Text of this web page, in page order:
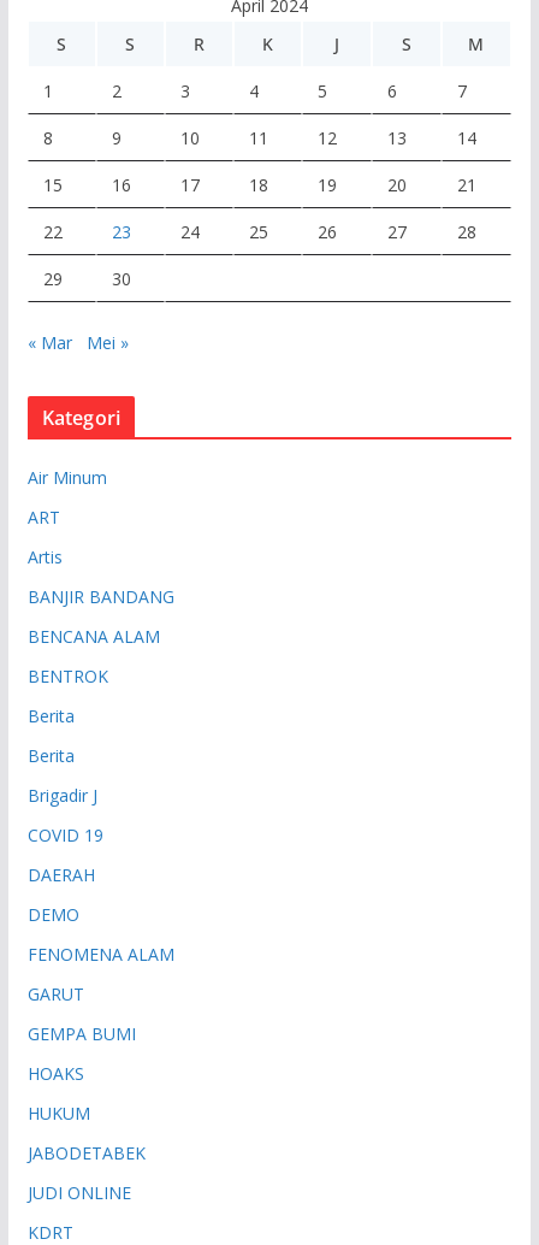
April 2024
S
S R K J S M
1 2 3 4 5 6 7
8 9 10 11 12 13 14
15 16 17 18 19 20 21
22 23 24 25 26 27 28
29 30
« Mar Mei »
Kategori
Air Minum
ART
Artis
BANJIR BANDANG
BENCANA ALAM
BENTROK
Berita
Berita
Brigadir J
COVID 19
DAERAH
DEMO
FENOMENA ALAM
GARUT
GEMPA BUMI
HOAKS
HUKUM
JABODETABEK
JUDI ONLINE
KDRT